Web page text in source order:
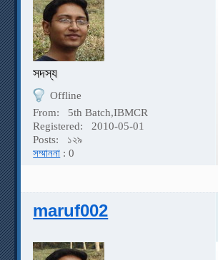
সদস্য
Offline
From:
5th Batch,IBMCR
Registered:
2010-05-01
Posts:
১২৯
সম্মাননা : 0
maruf002